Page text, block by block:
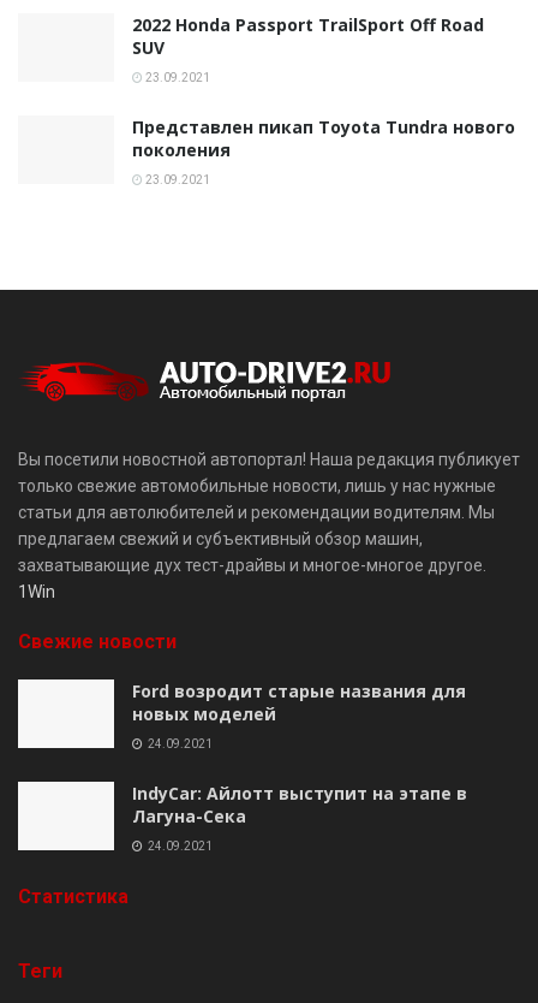
2022 Honda Passport TrailSport Off Road
SUV
23.09.2021
Представлен пикап Toyota Tundra нового
поколения
23.09.2021
Вы посетили новостной автопортал! Наша редакция публикует
только свежие автомобильные новости, лишь у нас нужные
статьи для автолюбителей и рекомендации водителям. Мы
предлагаем свежий и субъективный обзор машин,
захватывающие дух тест-драйвы и многое-многое другое.
1Win
Свежие новости
Ford возродит старые названия для
новых моделей
24.09.2021
IndyCar: Айлотт выступит на этапе в
Лагуна-Сека
24.09.2021
Cтатистика
Теги